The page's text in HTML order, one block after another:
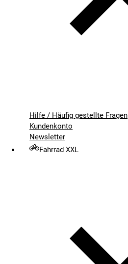
Hilfe / Häufig gestellte Fragen
Kundenkonto
Newsletter
Fahrrad XXL